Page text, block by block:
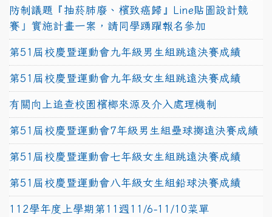
防制議題『抽菸肺廢、檳致癌歸』Line貼圖設計競
賽」實施計畫一案，請同學踴躍報名參加
第51屆校慶暨運動會九年級男生組跳遠決賽成績
第51屆校慶暨運動會九年級女生組跳遠決賽成績
有關向上追查校園檳榔來源及介入處理機制
第51屆校慶暨運動會7年級男生組壘球擲遠決賽成績
第51屆校慶暨運動會七年級女生組跳遠決賽成績
第51屆校慶暨運動會八年級女生組鉛球決賽成績
112學年度上學期第11週11/6-11/10菜單